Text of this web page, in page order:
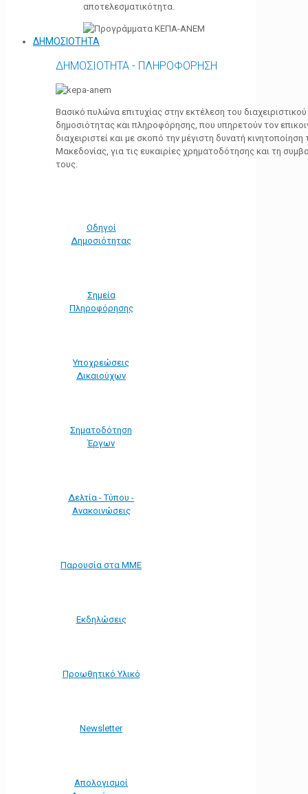
αποτελεσματικότητα.
ΔΗΜΟΣΙΟΤΗΤΑ
ΔΗΜΟΣΙΟΤΗΤΑ - ΠΛΗΡΟΦΟΡΗΣΗ
Βασικό πυλώνα επιτυχίας στην εκτέλεση του
δημοσιότητας και πληροφόρησης, που υπηρετούν τον
διαχειριστεί και με σκοπό την μέγιστη δυνατή
Μακεδονίας, για τις ευκαιρίες χρηματοδότησης και τη
τους.
Οδηγοί
Δημοσιότητας
Σημεία
Πληροφόρησης
Υποχρεώσεις
Δικαιούχων
Σηματοδότηση
Έργων
Δελτία - Τύπου -
Ανακοινώσεις
Παρουσία στα ΜΜΕ
Εκδηλώσεις
Προωθητικό Υλικό
Νewsletter
Απολογισμοί